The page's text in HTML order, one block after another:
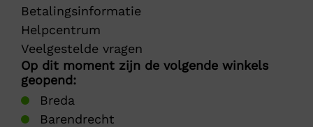
Betalingsinformatie
Helpcentrum
Veelgestelde vragen
Op dit moment zijn de volgende winkels
geopend:
Breda
Barendrecht